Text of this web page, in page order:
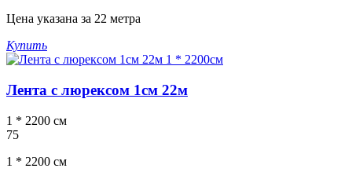
Цена указана за 22 метра
Купить
Лента с люрексом 1см 22м
1 * 2200 см
75
1 * 2200 см